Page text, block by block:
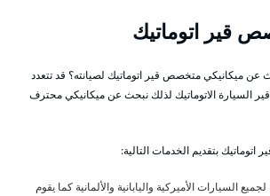
قير اتوماتيك
ميكانيكي متخصص قير اتوماتيك لصيانته؟ قد تتعدد
السيارة الاتوماتيك لذلك نبحث عن ميكانيكي محترف
بتقديم الخدمات التالية:
السيارات الأميركية واليابانية والألمانية كما يقوم